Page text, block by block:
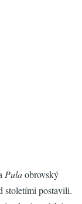
Pulaobrovský
stoletími postavili.